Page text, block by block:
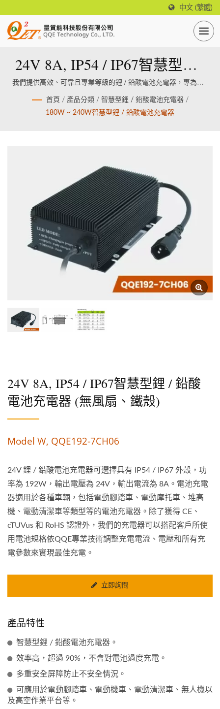
中文 (繁體)
24V 8A, IP54 / IP67智慧型鋰 /
鉛酸電池充電器 (無風扇、鐵
殼)
我們提供高效、可靠且專業等級的鋰 / 鉛酸電池充電器，專為鋰 /
鉛酸電池設計製造。
首頁 / 產品分類 / 智慧型鋰 / 鉛酸電池充電器 /
180W ~ 240W智慧型鋰 / 鉛酸電池充電器
24V 8A, IP54 / IP67智慧型鋰 / 鉛酸
電池充電器 (無風扇、鐵殼)
Model W, QQE192-7CH06
24V 鋰 / 鉛酸電池充電器可選擇具有 IP54 / IP67 外殼，功
率為 192W，輸出電壓為 24V，輸出電流為 8A。電池充電
器適用於各種車輛，包括電動腳踏車、電動摩托車、堆高
機、電動清潔車等類型等的電池充電器。除了獲得 CE、
cTUVus 和 RoHS 認證外，我們的充電器可以搭配客戶所使
用電池規格依QQE專業技術調整充電電流、電壓和所有充
電參數來實現最佳充電。
立即詢問
產品特性
智慧型鋰 / 鉛酸電池充電器。
效率高，超過 90%，不會對電池過度充電。
多重安全屏障防止不安全情況。
可應用於電動腳踏車、電動機車、電動清潔車、無人機以
及高空作業平台等。